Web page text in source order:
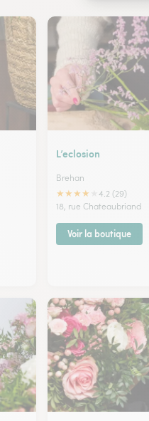
L’eclosion
Brehan
★★★★
4.2 (29)
18, rue Chateaubriand
Voir la boutique